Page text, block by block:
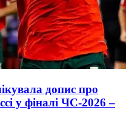
допис про
у фіналі ЧС-2026 –